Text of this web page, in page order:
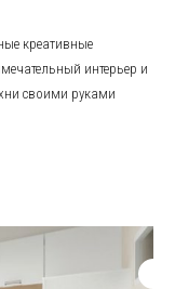
креативные
интерьер и
своими руками